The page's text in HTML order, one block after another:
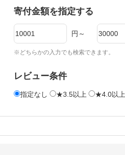
寄付金額を指定する
円～
※どちらかの入力でも検索できます。
レビュー条件
指定なし ★3.5以上 ★4.0以上